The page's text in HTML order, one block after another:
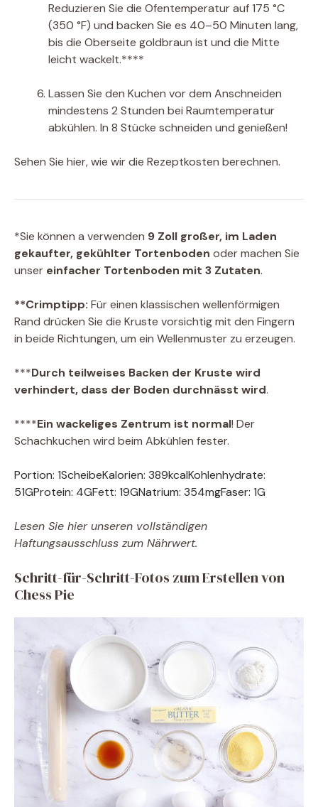
Reduzieren Sie die Ofentemperatur auf 175 °C
(350 °F) und backen Sie es 40–50 Minuten lang,
bis die Oberseite goldbraun ist und die Mitte
leicht wackelt.****
Lassen Sie den Kuchen vor dem Anschneiden
mindestens 2 Stunden bei Raumtemperatur
abkühlen. In 8 Stücke schneiden und genießen!
Sehen Sie hier, wie wir die Rezeptkosten berechnen.
*Sie können a verwenden 9 Zoll großer, im Laden
gekaufter, gekühlter Tortenboden oder machen Sie
unser einfacher Tortenboden mit 3 Zutaten.
**Crimptipp: Für einen klassischen wellenförmigen
Rand drücken Sie die Kruste vorsichtig mit den Fingern
in beide Richtungen, um ein Wellenmuster zu erzeugen.
***Durch teilweises Backen der Kruste wird
verhindert, dass der Boden durchnässt wird.
****Ein wackeliges Zentrum ist normal! Der
Schachkuchen wird beim Abkühlen fester.
Portion: 1ScheibeKalorien: 389kcalKohlenhydrate:
51GProtein: 4GFett: 19GNatrium: 354mgFaser: 1G
Lesen Sie hier unseren vollständigen
Haftungsausschluss zum Nährwert.
Schritt-für-Schritt-Fotos zum Erstellen von
Chess Pie